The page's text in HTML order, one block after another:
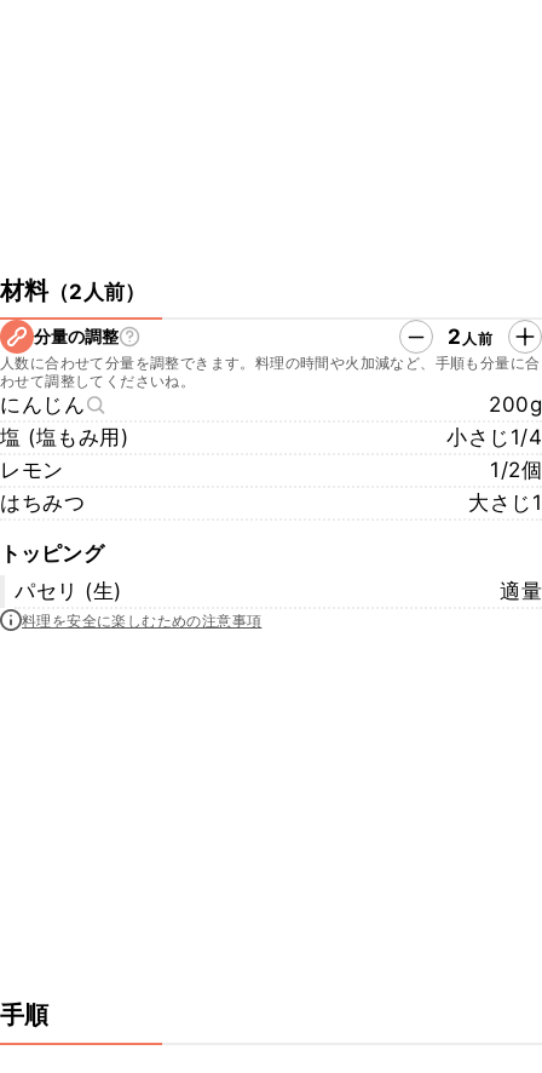
材料（2人前）
分量の調整 2 人前
人数に合わせて分量を調整できます。料理の時間や火加減など、手順も分量に合
わせて調整してくださいね。
にんじん
200g
塩 (塩もみ用)
小さじ1/4
レモン
1/2個
はちみつ
大さじ1
トッピング
パセリ (生)
適量
料理を安全に楽しむための注意事項
手順